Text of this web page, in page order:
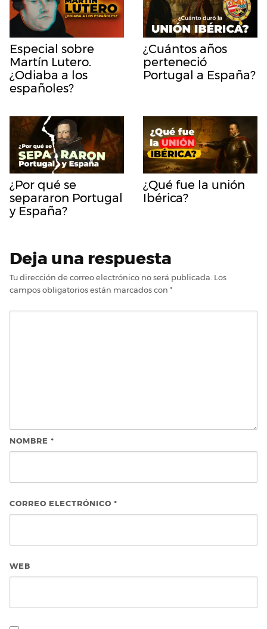
Especial sobre
Martín Lutero.
¿Odiaba a los
españoles?
¿Cuántos años
perteneció
Portugal a España?
¿Por qué se
separaron Portugal
y España?
¿Qué fue la unión
Ibérica?
Deja una respuesta
Tu dirección de correo electrónico no será publicada. Los
campos obligatorios están marcados con *
NOMBRE *
CORREO ELECTRÓNICO *
WEB